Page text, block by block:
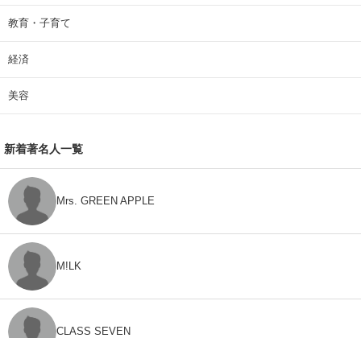
教育・子育て
経済
美容
新着著名人一覧
Mrs. GREEN APPLE
M!LK
CLASS SEVEN